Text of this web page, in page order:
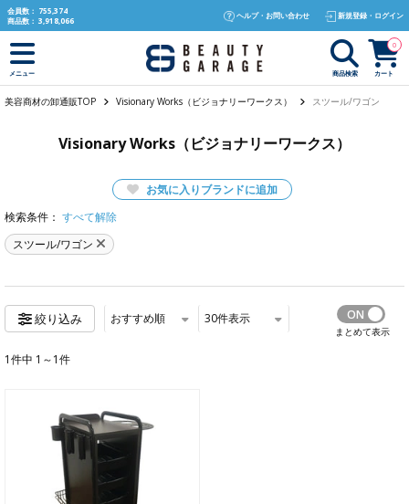
text.skipToContent
text.skipToNavigation
会員数： 755,374
商品数： 3,918,066
ヘルプ・お問い合わせ 新規登録・ログイン
メニュー 商品検索 カート
0
美容商材の卸通販TOP Visionary Works（ビジョナリーワークス） スツール/ワゴン
Visionary Works（ビジョナリーワークス）
お気に入りブランドに追加
検索条件： すべて解除
スツール/ワゴン
絞り込み おすすめ順 30件表示
まとめて表示
1件中 1～1件